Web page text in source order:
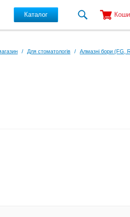
Каталог
/ Для стоматологів / Алмазні бори (FG,